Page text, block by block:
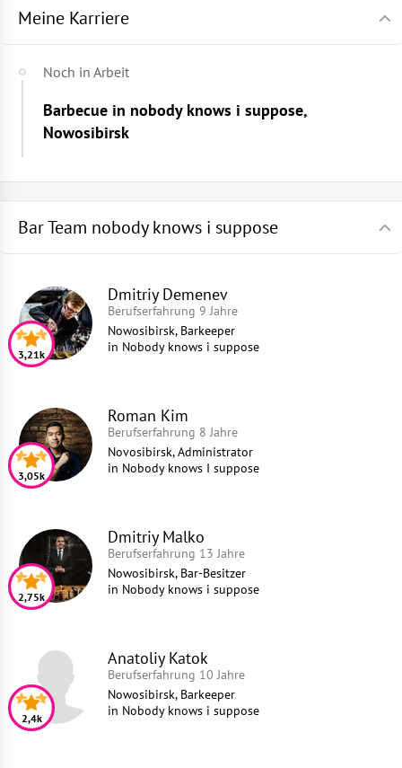
Meine Karriere
Noch in Arbeit
Barbecue in nobody knows i suppose,
Nowosibirsk
Bar Team nobody knows i suppose
Dmitriy Demenev
Berufserfahrung 9 Jahre
Nowosibirsk, Barkeeper
in Nobody knows i suppose
3,21k
Roman Kim
Berufserfahrung 8 Jahre
Novosibirsk, Administrator
in Nobody knows I suppose
3,05k
Dmitriy Malko
Berufserfahrung 13 Jahre
Nowosibirsk, Bar-Besitzer
in Nobody knows i suppose
2,75k
Anatoliy Katok
Berufserfahrung 10 Jahre
Nowosibirsk, Barkeeper
in Nobody knows i suppose
2,4k